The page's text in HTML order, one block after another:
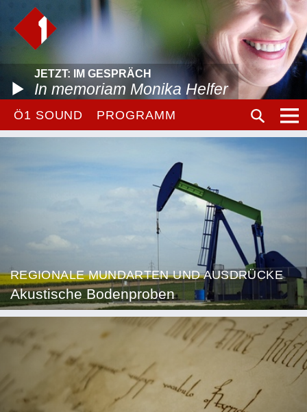
JETZT: IM GESPRÄCH
In memoriam Monika Helfer
Ö1 SOUND PROGRAMM
REGIONALE MUNDARTEN UND AUSDRÜCKE
Akustische Bodenproben